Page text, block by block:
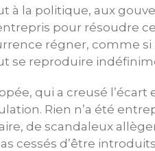
à la politique, aux
pour résoudre
régner, comme si
se reproduire
qui a creusé l’écart
Rien n’a été
de scandaleux
cessés d’être